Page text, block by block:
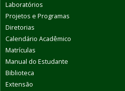
Laboratórios
Projetos e Programas
Diretorias
Calendário Acadêmico
Matrículas
Manual do Estudante
Biblioteca
Extensão